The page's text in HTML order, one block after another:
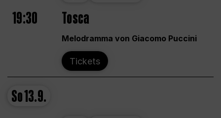
19:30 Tosca
Melodramma von Giacomo Puccini
Tickets
So13.9.